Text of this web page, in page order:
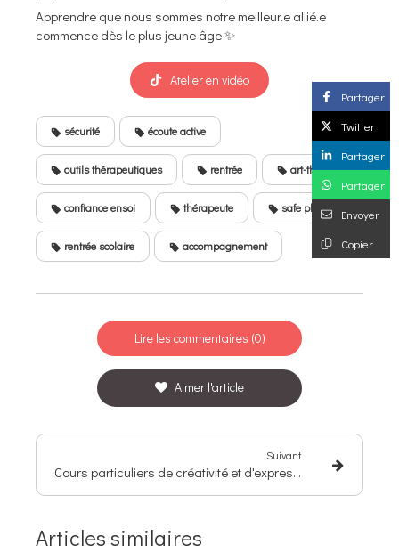
Apprendre que nous sommes notre meilleur.e allié.e
commence dès le plus jeune âge ✨️
Atelier en vidéo
sécurité écoute active
outils thérapeutiques rentrée art-thérapie
confiance ensoi thérapeute safe place
rentrée scolaire accompagnement
Lire les commentaires (0)
Aimer l'article
Suivant
Cours particuliers de créativité et d'expression libre à Roquemaure ou à domicile : Inscriptions ouvertes !
Articles similaires
Partager
Twitter
Partager
Partager
Envoyer
Copier